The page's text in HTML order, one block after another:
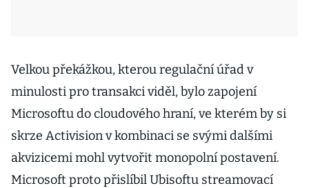
Velkou překážkou, kterou regulační úřad v
minulosti pro transakci viděl, bylo zapojení
Microsoftu do cloudového hraní, ve kterém by si
skrze Activision v kombinaci se svými dalšími
akvizicemi mohl vytvořit monopolní postavení.
Microsoft proto přislíbil Ubisoftu streamovací